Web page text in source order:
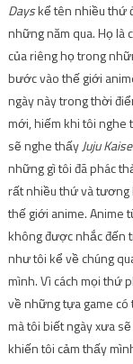
Dayskể tên nhiều thứ
những năm qua. Họ là
của riêng họ trong
bước vào thế giới
ngày này trong thời
mới, hiếm khi tôi nghe
sẽ nghe thấyJuju
những gì tôi đã phác
rất nhiều thứ và tương
thế giới anime. Anime
không được nhắc đến
như tôi kể về chúng
mình. Vì cách mọi thứ
về những tựa game
mà tôi biết ngày xưa
khiến tôi cảm thấy